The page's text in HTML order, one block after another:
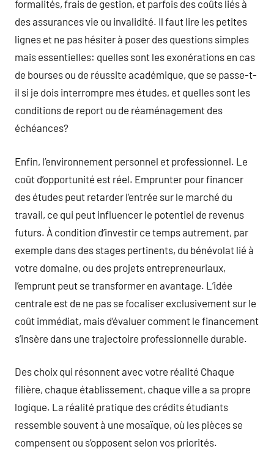
formalités, frais de gestion, et parfois des coûts liés à
des assurances vie ou invalidité. Il faut lire les petites
lignes et ne pas hésiter à poser des questions simples
mais essentielles: quelles sont les exonérations en cas
de bourses ou de réussite académique, que se passe-t-
il si je dois interrompre mes études, et quelles sont les
conditions de report ou de réaménagement des
échéances?
Enfin, l’environnement personnel et professionnel. Le
coût d’opportunité est réel. Emprunter pour financer
des études peut retarder l’entrée sur le marché du
travail, ce qui peut influencer le potentiel de revenus
futurs. À condition d’investir ce temps autrement, par
exemple dans des stages pertinents, du bénévolat lié à
votre domaine, ou des projets entrepreneuriaux,
l’emprunt peut se transformer en avantage. L’idée
centrale est de ne pas se focaliser exclusivement sur le
coût immédiat, mais d’évaluer comment le financement
s’insère dans une trajectoire professionnelle durable.
Des choix qui résonnent avec votre réalité Chaque
filière, chaque établissement, chaque ville a sa propre
logique. La réalité pratique des crédits étudiants
ressemble souvent à une mosaïque, où les pièces se
compen­sent ou s’opposent selon vos priorités.